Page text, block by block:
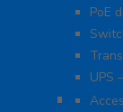
PoE
UPS